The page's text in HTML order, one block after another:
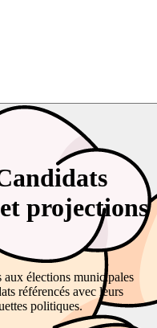
projections
aux élections municipales
référencés avec leurs
politiques.